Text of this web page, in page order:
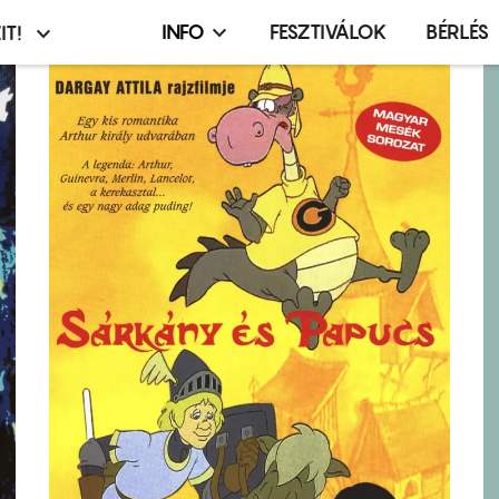
Infó,
esemény,
terembérlés
menü
INFO FESZTIVÁLOK BÉRLÉS